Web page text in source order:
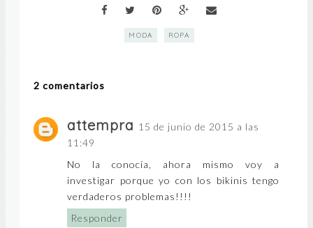
MODA ROPA
2 comentarios
attempra 15 de junio de 2015 a las
11:49
No la conocía, ahora mismo voy a
investigar porque yo con los bikinis tengo
verdaderos problemas!!!!
Responder